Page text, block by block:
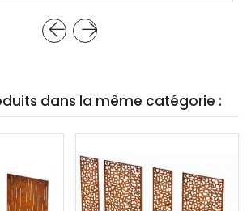
dans la même catégorie :